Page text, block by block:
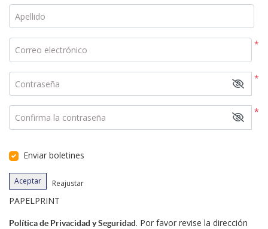
Apellido
*
Correo electrónico
*
Contraseña
*
Confirma la contraseña
Enviar boletines
Aceptar Reajustar
PAPELPRINT
Política de Privacidad y Seguridad. Por favor revise la dirección